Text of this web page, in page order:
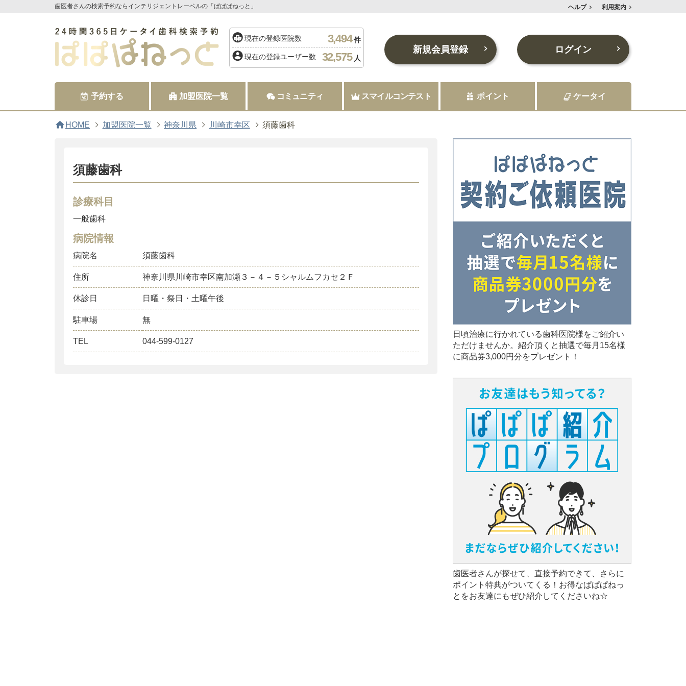
歯医者さんの検索予約ならインテリジェントレーベルの「ぱぱぱねっと」 ヘルプ 利用案内
現在の登録医院数 3,494件
現在の登録ユーザー数 32,575 人
新規会員登録 ログイン
予約する 加盟医院一覧 コミュニティ スマイルコンテスト ポイント ケータイ
home HOME 加盟医院一覧 神奈川県 川崎市幸区 須藤歯科
須藤歯科
診療科目
一般歯科
病院情報
病院名 須藤歯科
住所 神奈川県川崎市幸区南加瀬３－４－５シャルムフカセ２Ｆ
休診日 日曜・祭日・土曜午後
駐車場 無
TEL 044-599-0127
日頃治療に行かれている歯科医院様をご紹介い
ただけませんか。紹介頂くと抽選で毎月15名様
に商品券3,000円分をプレゼント！
歯医者さんが探せて、直接予約できて、さらに
ポイント特典がついてくる！お得なぱぱぱねっ
とをお友達にもぜひ紹介してくださいね☆